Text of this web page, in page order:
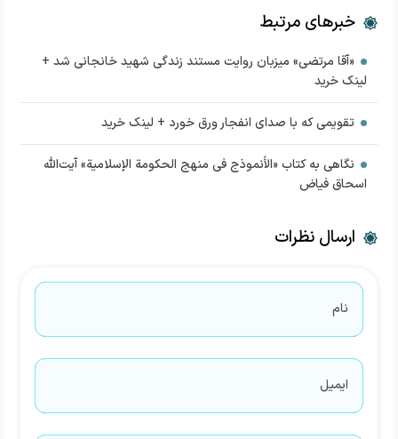
خبرهای مرتبط
«آقا مرتضی» میزبان روایت مستند زندگی شهید خانجانی شد +
لینک خرید
تقویمی که با صدای انفجار ورق خورد + لینک خرید
نگاهی به کتاب «الأنموذج فی منهج الحکومة الإسلامیة» آیت‌الله
اسحاق فیاض
ارسال نظرات